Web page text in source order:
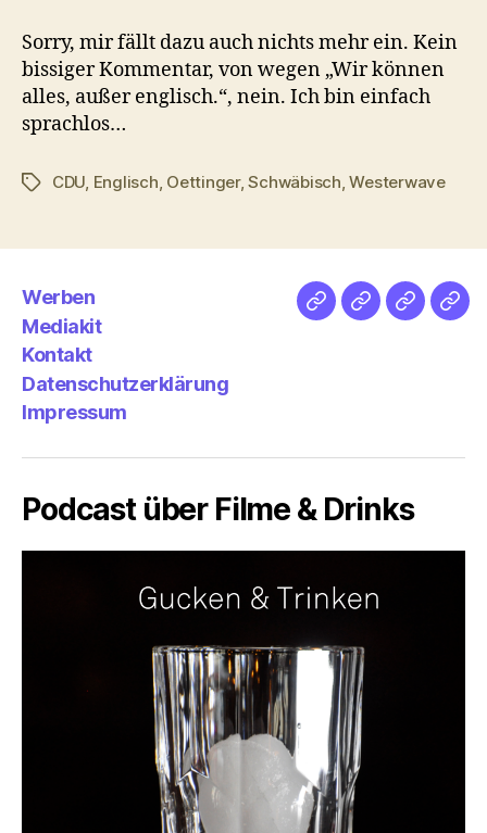
Sorry, mir fällt dazu auch nichts mehr ein. Kein
bissiger Kommentar, von wegen „Wir können
alles, außer englisch.“, nein. Ich bin einfach
sprachlos…
Schlagwörter
CDU Englisch Oettinger,Schwäbisch ,Westerwave
Werben
Mediakit
Kontakt
Datenschutzerklärung
Impressum
NetzMedien
Podcast über Filme & Drinks